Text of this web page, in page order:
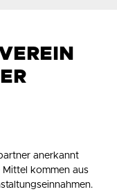
anerkannt
Mittel kommen aus